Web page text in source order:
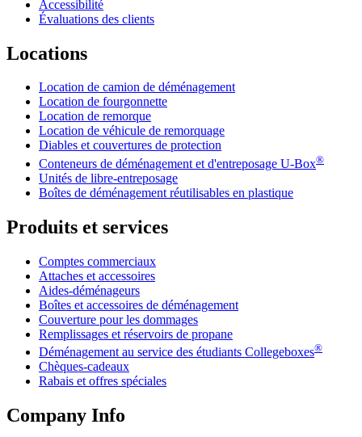
Accessibilité
Évaluations des clients
Locations
Location de camion de déménagement
Location de fourgonnette
Location de remorque
Location de véhicule de remorquage
Diables et couvertures de protection
Conteneurs de déménagement et d'entreposage U-Box®
Unités de libre-entreposage
Boîtes de déménagement réutilisables en plastique
Produits et services
Comptes commerciaux
Attaches et accessoires
Aides-déménageurs
Boîtes et accessoires de déménagement
Couverture pour les dommages
Remplissages et réservoirs de propane
Déménagement au service des étudiants Collegeboxes®
Chèques-cadeaux
Rabais et offres spéciales
Company Info